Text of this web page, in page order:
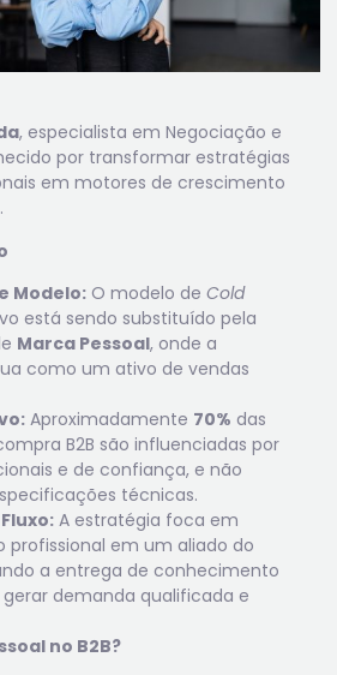
, especialista em Negociação e
por transformar estratégias
em motores de crescimento
Modelo: O modelo de Cold
está sendo substituído pela
Marca Pessoal, onde a
como um ativo de vendas
Aproximadamente 70% das
B2B são influenciadas por
e de confiança, e não
técnicas.
A estratégia foca em
profissional em um aliado do
a entrega de conhecimento
demanda qualificada e
no B2B?